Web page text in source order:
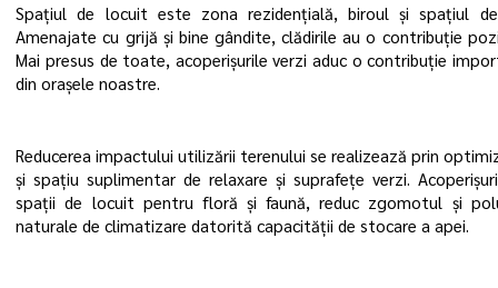
Spațiul de locuit este zona rezidențială, biroul și spațiul
Amenajate cu grijă și bine gândite, clădirile au o contribuție
Mai presus de toate, acoperișurile verzi aduc o contribuție
din orașele noastre.
Reducerea impactului utilizării terenului se realizează prin
și spațiu suplimentar de relaxare și suprafețe verzi.
spații de locuit pentru floră și faună, reduc zgomotul și
naturale de climatizare datorită capacității de stocare a apei.